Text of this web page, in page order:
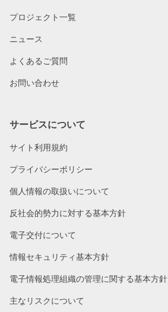
プロジェクト一覧
ニュース
よくあるご質問
お問い合わせ
サービスについて
サイト利用規約
プライバシーポリシー
個人情報の取扱いについて
反社会的勢力に対する基本方針
電子交付について
情報セキュリティ基本方針
電子情報処理組織の管理に関する基本方針
主なリスクについて